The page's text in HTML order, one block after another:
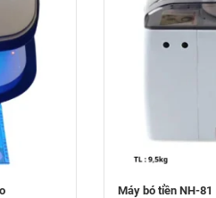
Hùng
Máy đếm tiền